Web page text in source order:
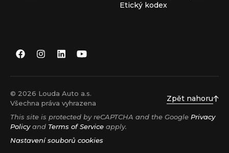
Etický kodex
© 2026 Louda Auto a.s.
Všechna práva vyhrazena
Zpět nahoru
This site is protected by reCAPTCHA and the Google Privacy
Policyand Terms of Service apply.
Nastavení souborů cookies